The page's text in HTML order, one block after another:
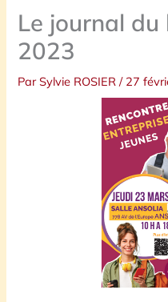
Le journal
2023
ParSylvie ROSIER/ 27